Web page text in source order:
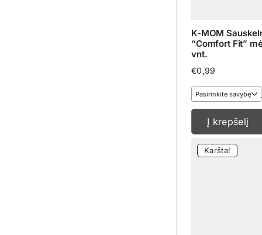
K-MOM
“Comfort Fit”
vnt.
€0,99
Į krepšelį
Karšta!